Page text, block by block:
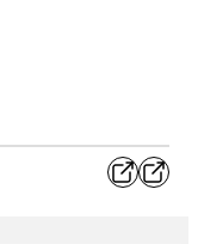
X